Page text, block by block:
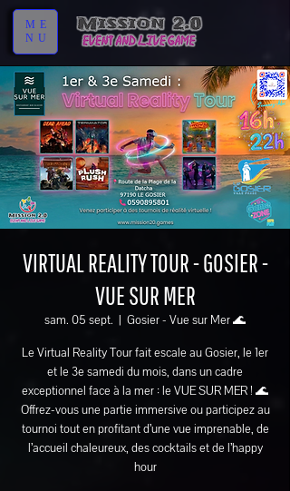
ME
NU
VIRTUAL REALITY TOUR - GOSIER -
VUE SUR MER
sam. 05 sept.
  |
Gosier - Vue sur Mer 🌊
Le Virtual Reality Tour fait escale au Gosier, le 1er
et le 3e samedi du mois, dans un cadre
exceptionnel face à la mer : le VUE SUR MER ! 🌊
Offrez-vous une partie immersive ou participez au
tournoi tout en profitant d’une vue imprenable, de
l’accueil chaleureux, des cocktails et de l’happy
hour